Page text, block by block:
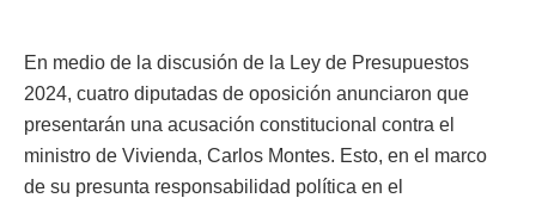
En medio de la discusión de la Ley de Presupuestos
2024, cuatro diputadas de oposición anunciaron que
presentarán una acusación constitucional contra el
ministro de Vivienda, Carlos Montes. Esto, en el marco
de su presunta responsabilidad política en el